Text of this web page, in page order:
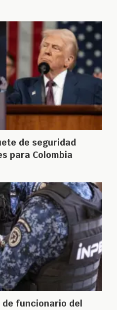
de seguridad
para Colombia
funcionario del